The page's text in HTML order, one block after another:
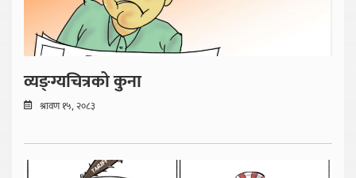
व्यङ्ग्यचित्रको कुना
श्रावण १५, २०८३